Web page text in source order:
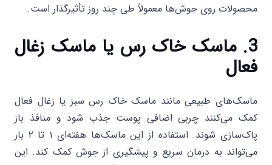
محصولات روی جوش‌ها معمولاً طی چند روز تأثیرگذار است.
3. ماسک خاک رس یا ماسک زغال
فعال
ماسک‌های طبیعی مانند ماسک خاک رس سبز یا زغال فعال
کمک می‌کنند چربی اضافی پوست جذب شود و منافذ باز
پاک‌سازی شوند. استفاده از این ماسک‌ها هفته‌ای ۱ تا ۲ بار
می‌تواند به درمان سریع و پیشگیری از جوش کمک کند. این